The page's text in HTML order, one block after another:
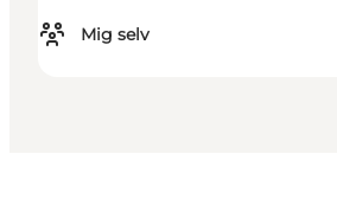
Mig selv